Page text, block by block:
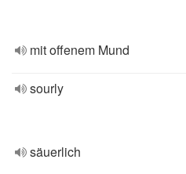
mit offenem Mund
sourly
säuerlich